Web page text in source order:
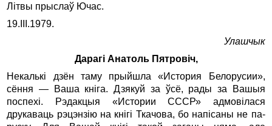
Літвы прыслаў Ючас.
19.III.1979.
Улашчык
Дарагі Анатоль Пятровіч,
Некалькі дзён таму прыйшла «История Белорусии»,
сёння — Ваша кніга. Дзякуй за ўсё, рады за Вашыя
поспехі. Рэдакцыя «Истории СССР» адмовілася
друкаваць рэцэнзію на кнігі Ткачова, бо напісаны не па-